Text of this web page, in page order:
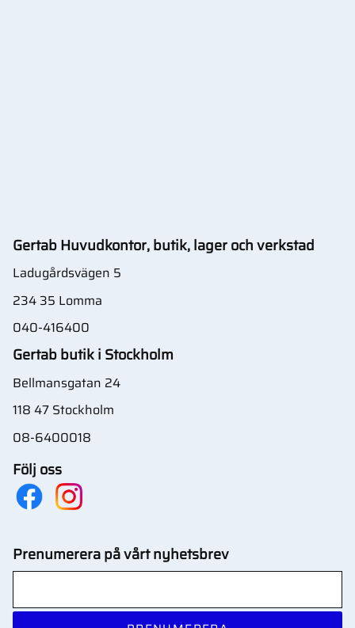
Gertab Huvudkontor, butik, lager och verkstad
Ladugårdsvägen 5
234 35 Lomma
040-416400
Gertab butik i Stockholm
Bellmansgatan 24
118 47 Stockholm
08-6400018
Följ oss
Prenumerera på vårt nyhetsbrev